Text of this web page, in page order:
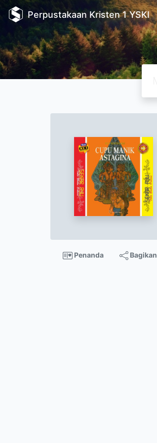
Perpustakaan Kristen 1 YSKI
Penanda Bagikan